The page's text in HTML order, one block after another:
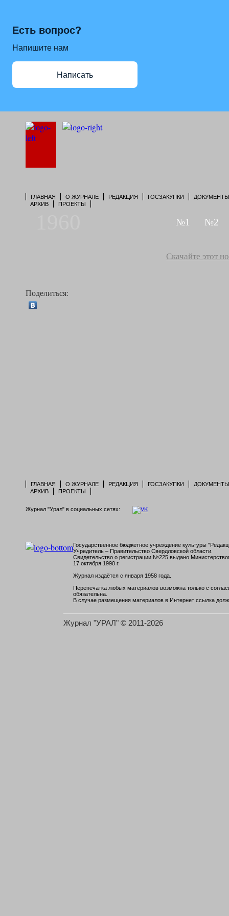
Есть вопрос?
Напишите нам
Написать
ГЛАВНАЯ О ЖУРНАЛЕ РЕДАКЦИЯ ГОСЗАКУПКИ
ДОКУМЕНТЫ
АРХИВ
ПРОЕКТЫ
№1 №2
Скачайте этот
Поделиться:
ГЛАВНАЯ О ЖУРНАЛЕ РЕДАКЦИЯ ГОСЗАКУПКИ
ДОКУМЕНТЫ
АРХИВ
ПРОЕКТЫ
Журнал "Урал" в социальных сетях:
Государственное бюджетное учреждение культуры
Учредитель – Правительство Свердловской области.
Свидетельство о регистрации №225 выдано
17 октября 1990 г.
Журнал издаётся с января 1958 года.
Перепечатка любых материалов возможна только с
обязательна.
В случае размещения материалов в Интернет ссылка
Журнал "УРАЛ" © 2011-2026